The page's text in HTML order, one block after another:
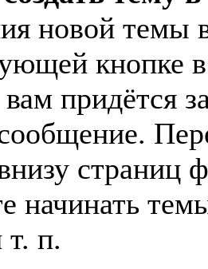
новой темы
кнопке
придётся
начинать
т. п.